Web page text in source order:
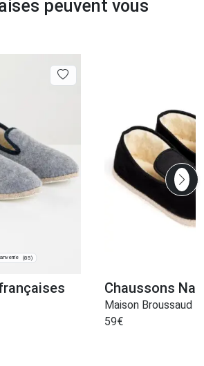
peuvent vous
(85)
Chaussons
Maison Broussaud
59€